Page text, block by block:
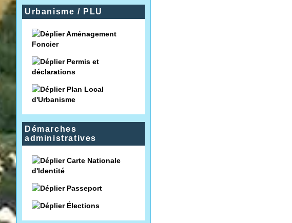
Urbanisme / PLU
Aménagement
Foncier
Permis et
déclarations
Plan Local
d'Urbanisme
Démarches
administratives
Carte Nationale
d'Identité
Passeport
Élections